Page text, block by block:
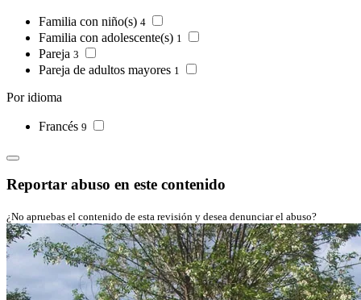
Familia con niño(s) 4
Familia con adolescente(s) 1
Pareja 3
Pareja de adultos mayores 1
Por idioma
Francés 9
Reportar abuso en este contenido
¿No apruebas el contenido de esta revisión y desea denunciar el abuso?